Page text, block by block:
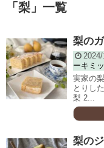
「 梨 」 一覧
梨の
ーキミ
実家の
とりし
梨 2...
梨の